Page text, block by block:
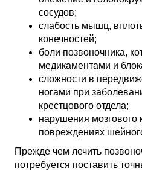
сосудов;
слабость мышц,
конечностей;
боли позвоночника,
медикаментами и
сложности в
ногами при
крестцового отдела;
нарушения
повреждениях
Прежде чем лечить
потребуется поставить